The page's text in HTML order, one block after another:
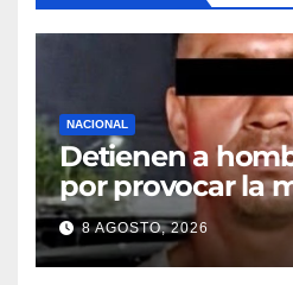
NACIONAL
Detienen a
por provocar la
adulto mayor
8 AGOSTO, 2026